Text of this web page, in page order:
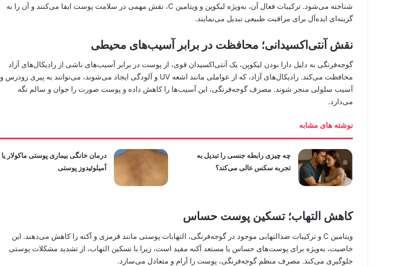
شناخته می‌شود. ترکیبات فعال آن، به‌ویژه لیکوپن و ویتامین C، نقش مهمی در سلامت پوست ایفا می‌کنند و آن را به
گزینه‌ای ایده‌آل برای مراقبت طبیعی تبدیل می‌نمایند.
نقش آنتی‌اکسیدانی؛ محافظت در برابر آسیب‌های محیطی
گوجه‌فرنگی به دلیل دارا بودن لیکوپن، یک آنتی‌اکسیدان قوی، از پوست در برابر آسیب‌های ناشی از رادیکال‌های آزاد
محافظت می‌کند. رادیکال‌های آزاد، که از عواملی مانند اشعه UV و آلودگی ایجاد می‌شوند، می‌توانند به پیری زودرس و
آسیب سلولی منجر شوند. مصرف گوجه‌فرنگی، این آسیب‌ها را کاهش داده و پوست صورت را جوان و سالم نگه
می‌دارد.
نوشته های مشابه
چه چیزی رابطه جنسی را تبدیل به
تجربه سکس عالی می‌کند؟
درمان خانگی بیماری پوستی ماکولار یا
آمیلوئیدوز پوستی
کاهش التهاب؛ تسکین پوست حساس
ویتامین C و ترکیبات ضدالتهابی موجود در گوجه‌فرنگی، التهابات پوستی مانند قرمزی و آکنه را کاهش می‌دهند. این
خاصیت، به‌ویژه برای پوست‌های حساس یا مستعد آکنه مفید است، زیرا با تسکین التهاب، از تشدید مشکلات پوستی
جلوگیری می‌کند. مصرف منظم گوجه‌فرنگی، پوست را آرام و متعادل می‌سازد.